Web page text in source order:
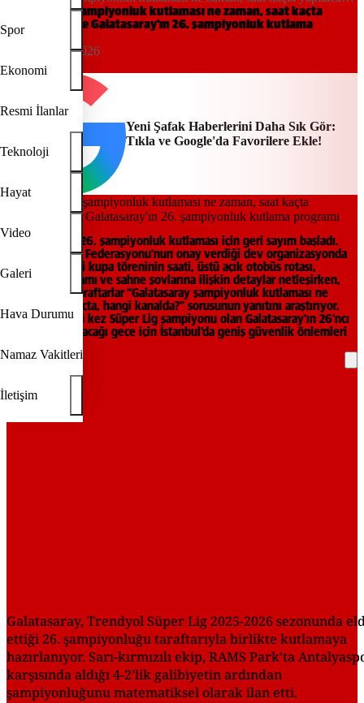
Spor
Ekonomi
Resmi İlanlar
Teknoloji
Hayat
Video
Galeri
Hava Durumu
Namaz Vakitleri
İletişim
İşte Galatasaray'ın 26. şampiyonluk kutlama programı
Galatasaray şampiyonluk kutlaması ne zaman, saat kaçta
yapılacak? İşte Galatasaray'ın 26. şampiyonluk kutlama
programı
20:31, 11/05/2026
Yeni Şafak
Yeni Şafak Haberlerini Daha Sık Gör:
Tıkla ve Google'da Favorilere Ekle!
Galatasaray’ın 26. şampiyonluk kutlaması için geri sayım başladı.
Türkiye Futbol Federasyonu’nun onay verdiği dev organizasyonda
RAMS Park’taki kupa töreninin saati, üstü açık otobüs rotası,
kutlama programı ve sahne şovlarına ilişkin detaylar netleşirken,
sarı-kırmızılı taraftarlar “Galatasaray şampiyonluk kutlaması ne
zaman, saat kaçta, hangi kanalda?” sorusunun yanıtını araştırıyor.
Üst üste 4’üncü kez Süper Lig şampiyonu olan Galatasaray’ın 26’ncı
kupasını kaldıracağı gece için İstanbul’da geniş güvenlik önlemleri
REKLAM
Galatasaray, Trendyol Süper Lig 2025-2026 sezonunda
ettiği 26. şampiyonluğu taraftarıyla birlikte kutlamaya
hazırlanıyor. Sarı-kırmızılı ekip, RAMS Park’ta
karşısında aldığı 4-2’lik galibiyetin ardından
şampiyonluğunu matematiksel olarak ilan etti.